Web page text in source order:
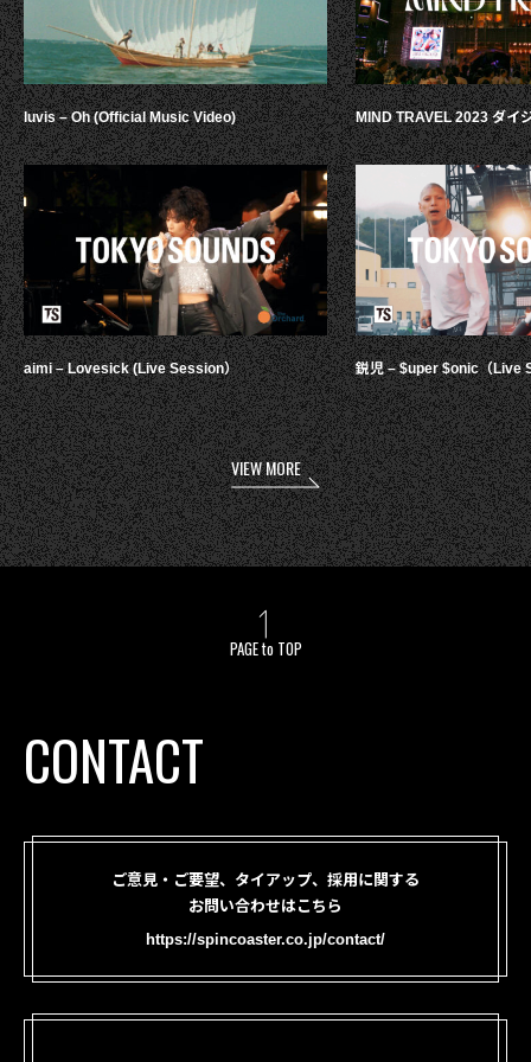
luvis – Oh (Official Music Video)
aimi – Lovesick (Live Session）
MIND TRAVEL 2023 ダイ
鋭児 – $uper $onic（Live
VIEW MORE
PAGE to TOP
CONTACT
ご意見・ご要望、タイアップ、採用に関する
お問い合わせはこちら
https://spincoaster.co.jp/contact/